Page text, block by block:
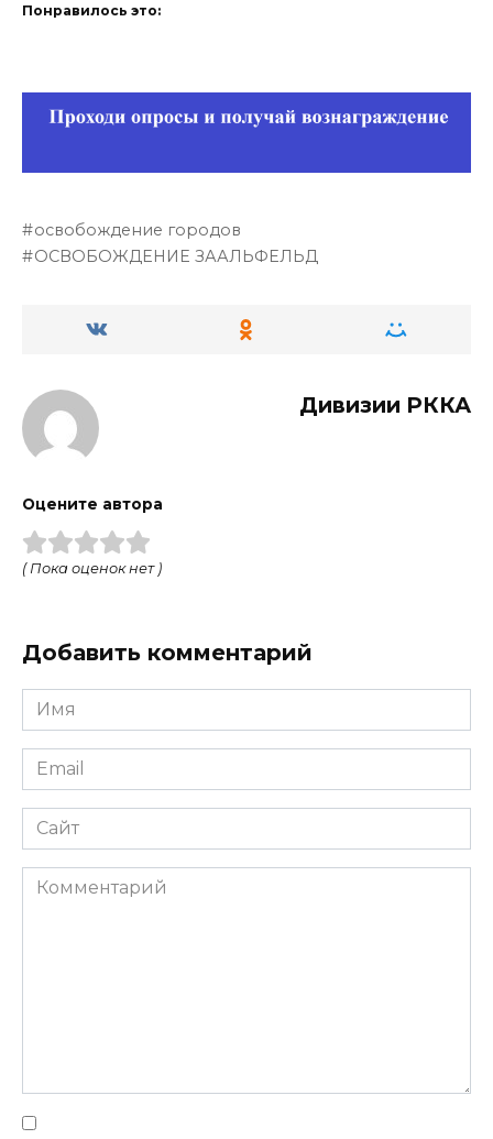
Понравилось это:
освобождение городов
ОСВОБОЖДЕНИЕ ЗААЛЬФЕЛЬД
Дивизии РККА
Оцените автора
( Пока оценок нет )
Добавить комментарий
Имя
Email
Сайт
Комментарий